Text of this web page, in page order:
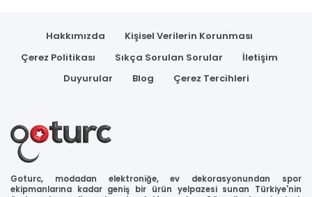
Hakkımızda
Kişisel Verilerin Korunması
Çerez Politikası
Sıkça Sorulan Sorular
İletişim
Duyurular
Blog Çerez Tercihleri
Goturc, modadan elektroniğe, ev dekorasyonundan spor
ekipmanlarına kadar geniş bir ürün yelpazesi sunan Türkiye'nin